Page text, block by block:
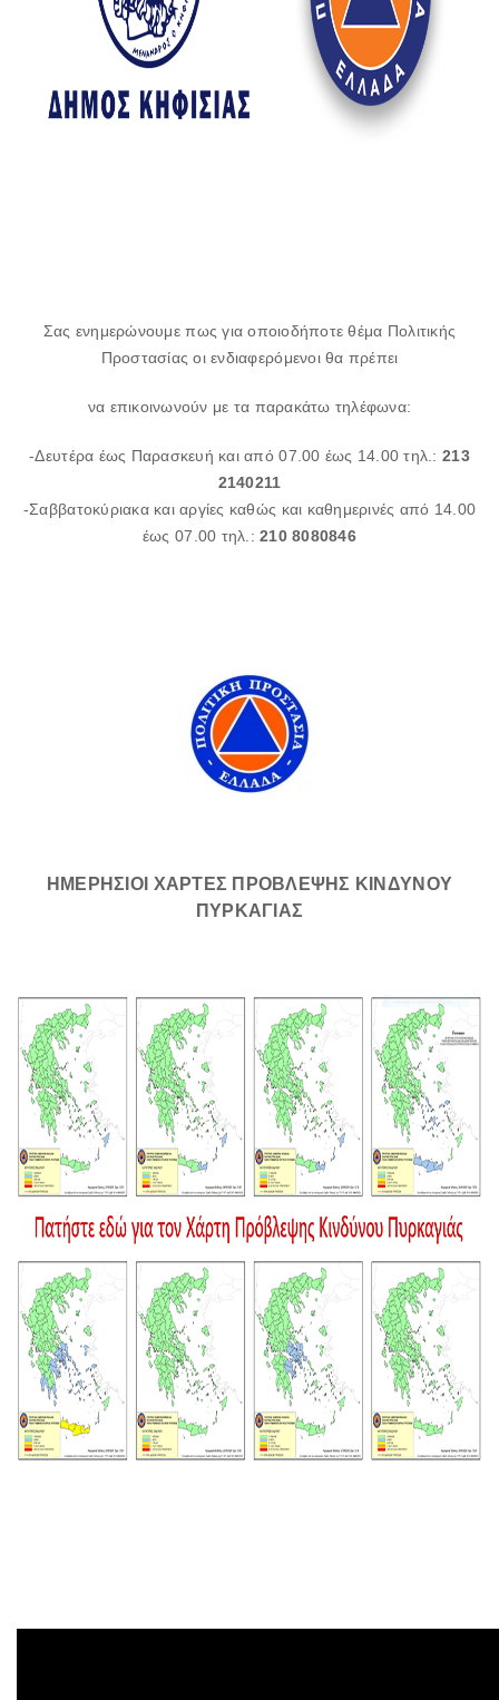
Σας ενημερώνουμε πως για οποιοδήποτε θέμα Πολιτικής
Προστασίας οι ενδιαφερόμενοι θα πρέπει
να επικοινωνούν με τα παρακάτω τηλέφωνα:
-Δευτέρα έως Παρασκευή και από 07.00 έως 14.00 τηλ.: 213
2140211
-Σαββατοκύριακα και αργίες καθώς και καθημερινές από 14.00
έως 07.00 τηλ.:210 8080846
ΗΜΕΡΗΣΙΟΙ ΧΑΡΤΕΣ ΠΡΟΒΛΕΨΗΣ ΚΙΝΔΥΝΟΥ
ΠΥΡΚΑΓΙΑΣ